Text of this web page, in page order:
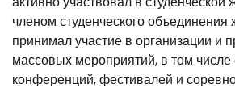
членом студенческого объединения
принимал участие в организации и
массовых мероприятий, в том числе
конференций, фестивалей и